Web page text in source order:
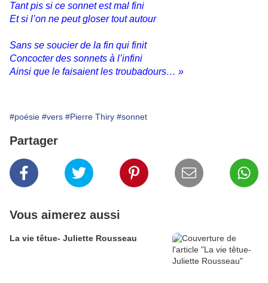
Tant pis si ce sonnet est mal fini
Et si l’on ne peut gloser tout autour
Sans se soucier de la fin qui finit
Concocter des sonnets à l’infini
Ainsi que le faisaient les troubadours… »
#poésie #vers #Pierre Thiry #sonnet
Partager
Vous aimerez aussi
La vie têtue- Juliette Rousseau